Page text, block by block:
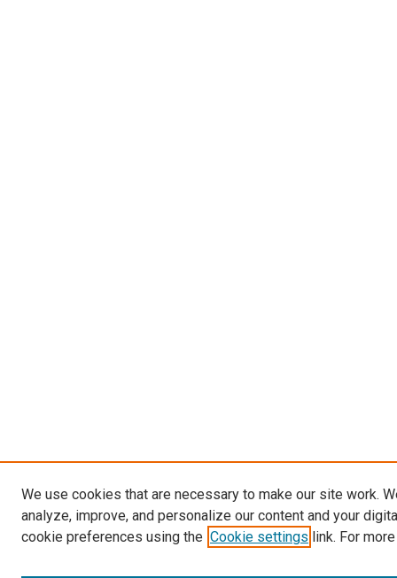
We use cookies that are necessary to make our site work.
analyze, improve, and personalize our content and your
cookie preferences using the Cookie settings link. For